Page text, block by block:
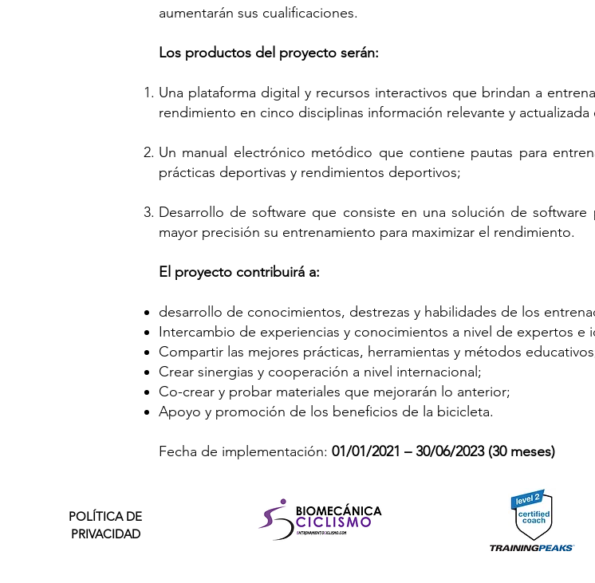
aumentarán sus cualificaciones.
Los productos del proyecto serán:
Una plataforma digital y recursos interactivos que brindan a
rendimiento en cinco disciplinas información relevante y actualizada
Un manual electrónico metódico que contiene pautas para
prácticas deportivas y rendimientos deportivos;
Desarrollo de software que consiste en una solución de
mayor precisión su entrenamiento para maximizar el rendimiento.
El proyecto contribuirá a:
desarrollo de conocimientos, destrezas y habilidades de los
Intercambio de experiencias y conocimientos a nivel de expertos e
Compartir las mejores prácticas, herramientas y métodos
Crear sinergias y cooperación a nivel internacional;
Co-crear y probar materiales que mejorarán lo anterior;
Apoyo y promoción de los beneficios de la bicicleta.
Fecha de implementación: 01/01/2021 – 30/06/2023 (30 meses)
POLÍTICA DE
PRIVACIDAD